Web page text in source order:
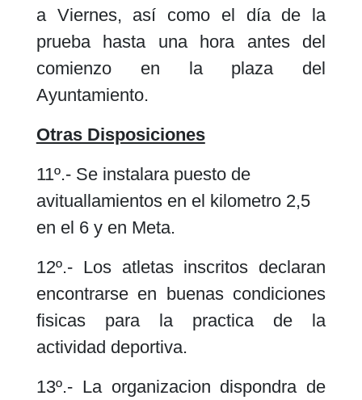
a Viernes, así como el día de la
prueba hasta una hora antes del
comienzo en la plaza del
Ayuntamiento.
Otras Disposiciones
11º.- Se instalara puesto de
avituallamientos en el kilometro 2,5
en el 6 y en Meta.
12º.- Los atletas inscritos declaran
encontrarse en buenas condiciones
fisicas para la practica de la
actividad deportiva.
13º.- La organizacion dispondra de